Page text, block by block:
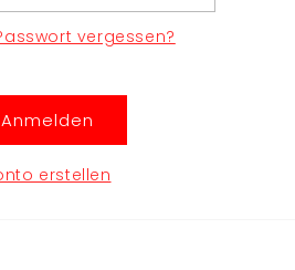
vergessen?
Anmelden
erstellen